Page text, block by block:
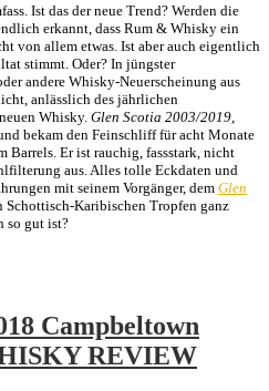
Ist das der neue Trend? Werden die
erkannt, dass Rum & Whisky ein
von allem etwas. Ist aber auch eigentlich
stimmt. Oder? In jüngster
andere Whisky-Neuerscheinung aus
anlässlich des jährlichen
neuen Whisky. Glen Scotia 2003/2019
bekam den Feinschliff für acht Monate
Er ist rauchig, fassstark, nicht
aus. Alles tolle Eckdaten und
mit seinem Vorgänger, dem Glen
Schottisch-Karibischen Tropfen ganz
so gut ist?
Campbeltown
REVIEW